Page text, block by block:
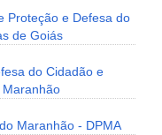
Proteção e Defesa do
de Goiás
do Cidadão e
Maranhão - DPMA